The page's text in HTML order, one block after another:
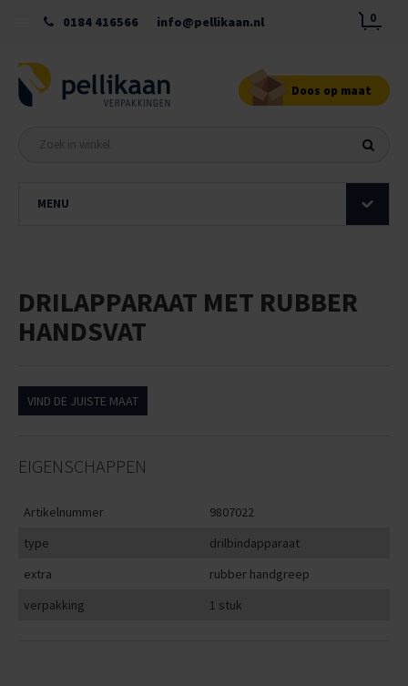
0184 416566 info@pellikaan.nl 0
Doos op maat
MENU
DRILAPPARAAT MET RUBBER
HANDSVAT
VIND DE JUISTE MAAT
EIGENSCHAPPEN
Artikelnummer
9807022
type
drilbindapparaat
extra
rubber handgreep
verpakking
1 stuk